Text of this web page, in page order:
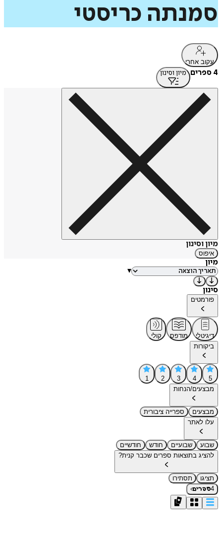
סמנתה כריסטי
עקוב אחרי
4 ספרים מיון וסינון
מיון וסינון
איפוס
מיון
▾
סינון
פורמטים
דיגיטלי מודפס
קולי
ביקורות
5
4
3
2
1
מבצעים/הנחות
מבצעים
ספרייה ציבורית
עלו לאתר
שבוע שבועיים חודש
חודשיים
להציג בתוצאות ספרים שכבר קנית?
תציגו
תסתירו
4ספרים›